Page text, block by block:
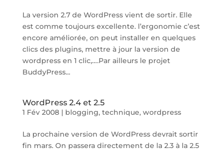
La version 2.7 de WordPress vient de sortir. Elle
est comme toujours excellente. l’ergonomie c’est
encore améliorée, on peut installer en quelques
clics des plugins, mettre à jour la version de
wordpress en 1 clic,….Par ailleurs le projet
BuddyPress...
WordPress 2.4 et 2.5
1 Fév 2008| blogging, technique, wordpress
La prochaine version de WordPress devrait sortir
fin mars. On passera directement de la 2.3 à la 2.5